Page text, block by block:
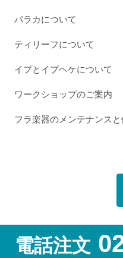
パラカについて
ティリーフについて
イプとイプヘケについて
ワークショップのご案内
フラ楽器のメンテナンスと
電話注文